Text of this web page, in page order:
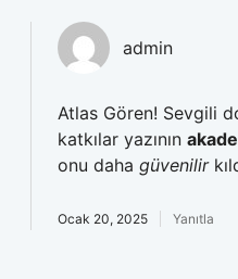
admin
Atlas Gören! Sevgili
katkılar yazının
onu daha güvenilir
Ocak 20, 2025 Yanıtla